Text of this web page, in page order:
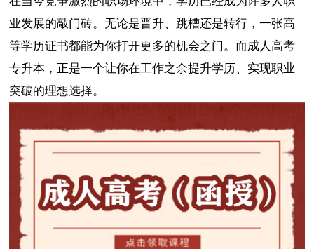
业发展的敲门砖。无论是晋升、跳槽还是转行，一张高
等学历证书都能为你打开更多的机会之门。而成人高考
专升本，正是一个让你在工作之余提升学历、实现职业
突破的理想选择。